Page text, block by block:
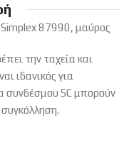
Simplex 87990, μαύρος
την ταχεία και
ιδανικός για
συνδέσμου SC μπορούν